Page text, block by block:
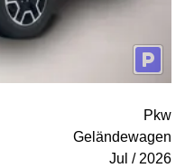
Pkw
Geländewagen
Jul / 2026